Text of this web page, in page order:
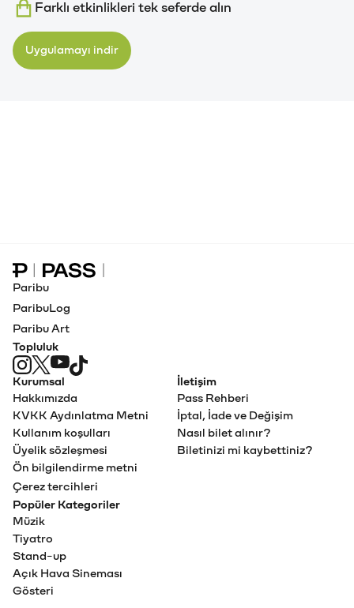
Farklı etkinlikleri tek seferde alın
Uygulamayı indir
Paribu Pass Ana Sayfa
Paribu
ParibuLog
Paribu Art
Topluluk
Kurumsal
Hakkımızda
KVKK Aydınlatma Metni
Kullanım koşulları
Üyelik sözleşmesi
Ön bilgilendirme metni
Çerez tercihleri
İletişim
Pass Rehberi
İptal, İade ve Değişim
Nasıl bilet alınır?
Biletinizi mi kaybettiniz?
Popüler Kategoriler
Müzik
Tiyatro
Stand-up
Açık Hava Sineması
Gösteri